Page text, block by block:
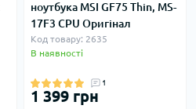
ноутбука MSI GF75 Thin, MS-
17F3 CPU Оригінал
Код товару: 2635
В наявності
1
1 399 грн